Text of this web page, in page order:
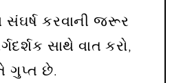
કરવાની જરૂર
સાથે વાત કરો,
ગુપ્ત છે.